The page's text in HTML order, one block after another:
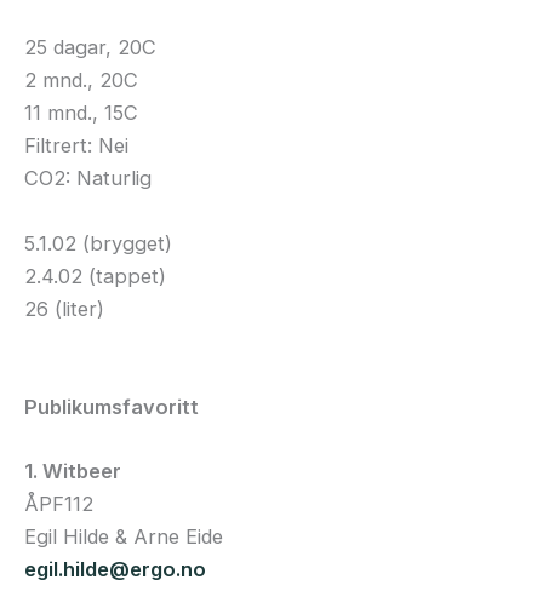
25 dagar, 20C
2 mnd., 20C
11 mnd., 15C
Filtrert: Nei
CO2: Naturlig
5.1.02 (brygget)
2.4.02 (tappet)
26 (liter)
Publikumsfavoritt
1. Witbeer
ÅPF112
Egil Hilde & Arne Eide
egil.hilde@ergo.no